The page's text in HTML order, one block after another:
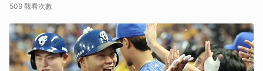
509 觀看次數